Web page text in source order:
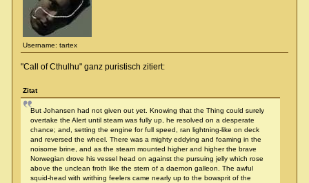
Username: tartex
"Call of Cthulhu" ganz puristisch zitiert:
Zitat
But Johansen had not given out yet. Knowing that the Thing could surely
overtake the Alert until steam was fully up, he resolved on a desperate
chance; and, setting the engine for full speed, ran lightning-like on deck
and reversed the wheel. There was a mighty eddying and foaming in the
noisome brine, and as the steam mounted higher and higher the brave
Norwegian drove his vessel head on against the pursuing jelly which rose
above the unclean froth like the stern of a daemon galleon. The awful
squid-head with writhing feelers came nearly up to the bowsprit of the